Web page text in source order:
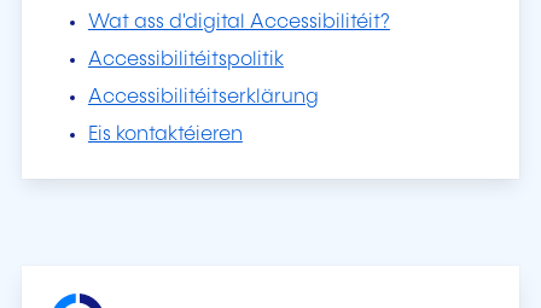
Wat ass d'digital Accessibilitéit?
Accessibilitéitspolitik
Accessibilitéitserklärung
Eis kontaktéieren